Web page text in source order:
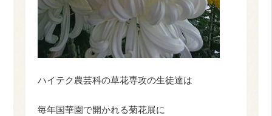
ハイテク農芸科の草花専攻の生徒達は
毎年国華園で開かれる菊花展に